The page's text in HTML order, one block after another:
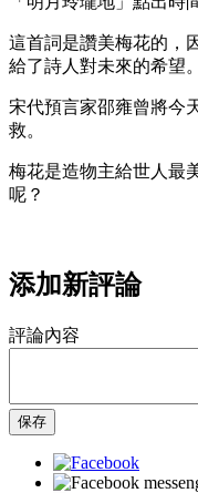
這首詞是讚美梅花的，
給了詩人對未來的希望。
宋代預言家邵雍曾將今
救。
梅花是造物主給世人最
呢？
添加新評論
評論內容
保存